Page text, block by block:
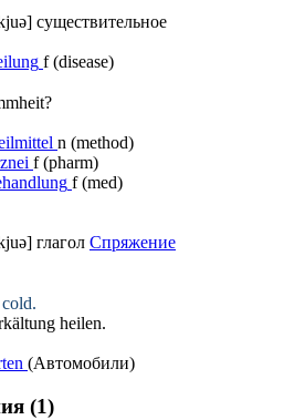
существительное
f (disease)
n (method)
f (pharm)
f (med)
глагол Спряжение
heilen.
(Автомобили)
(1)